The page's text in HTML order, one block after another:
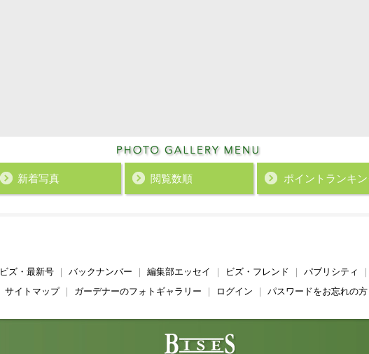
新着写真 閲覧数順 ポイント ランキ
ビズ・最新号｜ バックナンバー 編集部エッセイ ビズ・フレンド パブリシティ
サイトマップ｜ ガーデナーのフォトギャラリー ログイン パスワードをお忘れの方